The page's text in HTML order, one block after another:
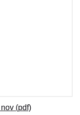
(pdf)